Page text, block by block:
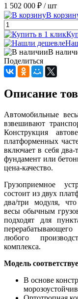
1 502 000 ₽ / шт
В
В
Поделиться
Описание
Автомобильные
взвешивают
Конструкция
платформенных
включает в себя
фундамент или
цена-качество.
Грузоприемное
состоит из двух
два/три модуля,
весы обычным
подходят для
любого
комплекса.
Модель
В основе